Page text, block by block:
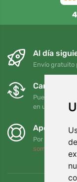
Al día
Envío gratuito
Cambios y
Puede
en un plazo
Apoyamos
Por cada
somos